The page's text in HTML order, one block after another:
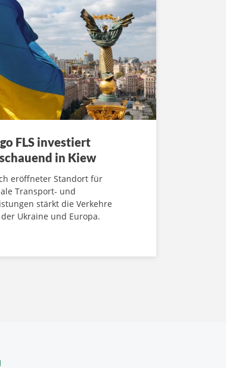
FLS investiert
in Kiew
eröffneter Standort für
Transport- und
stärkt die Verkehre
Ukraine und Europa.